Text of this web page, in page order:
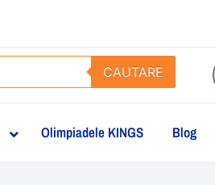
CAUTARE
Olimpiadele KINGS Blog